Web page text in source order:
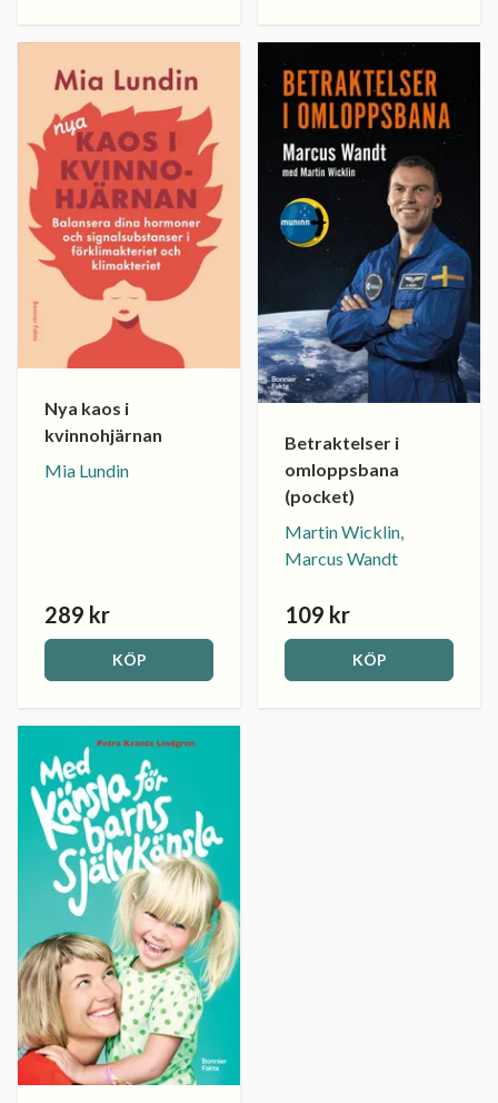
Nya kaos i
kvinnohjärnan
Mia Lundin
289 kr
KÖP
Betraktelser i
omloppsbana
(pocket)
Martin Wicklin,
Marcus Wandt
109 kr
KÖP